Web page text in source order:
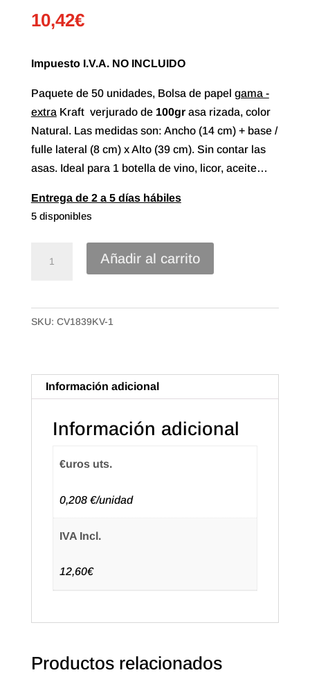
10,42€
Impuesto I.V.A. NO INCLUIDO
Paquete de 50 unidades, Bolsa de papel gama -
extra Kraft verjurado de 100grasa rizada, color
Natural. Las medidas son: Ancho (14 cm) + base /
fulle lateral (8 cm) x Alto (39 cm). Sin contar las
asas. Ideal para 1 botella de vino, licor, aceite…
Entrega de 2 a 5 días hábiles
5 disponibles
rizada
Kraft
14+8X39
Color
Natural.
cantidad
Añadir al carrito
SKU: CV1839KV-1
Información adicional
Información adicional
€uros uts.
0,208 €/unidad
IVA Incl.
12,60€
Productos relacionados